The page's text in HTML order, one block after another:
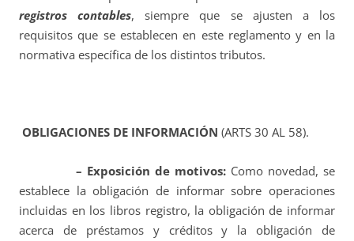
registros contables, siempre que se ajusten a los
requisitos que se establecen en este reglamento y en la
normativa específica de los distintos tributos.
OBLIGACIONES DE INFORMACIÓN (ARTS 30 AL 58).
– Exposición de motivos: Como novedad, se
establece la obligación de informar sobre operaciones
incluidas en los libros registro, la obligación de informar
acerca de préstamos y créditos y la obligación de